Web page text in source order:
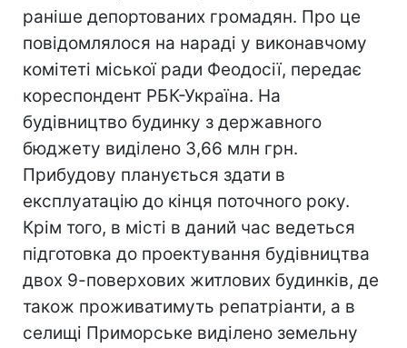
раніше депортованих громадян. Про це
повідомлялося на нараді у виконавчому
комітеті міської ради Феодосії, передає
кореспондент РБК-Україна. На
будівництво будинку з державного
бюджету виділено 3,66 млн грн.
Прибудову планується здати в
експлуатацію до кінця поточного року.
Крім того, в місті в даний час ведеться
підготовка до проектування будівництва
двох 9-поверхових житлових будинків, де
також проживатимуть репатріанти, а в
селищі Приморське виділено земельну